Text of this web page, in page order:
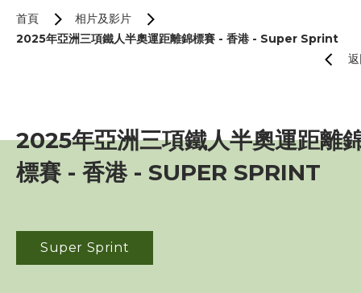
加入會員
訓練班及活動
首頁
相片及影片
2025年亞洲三項鐵人半奧運距離錦標賽 - 香港 - Super Sprint
2025年亞洲三項鐵人半奧運距離
標賽 - 香港 - SUPER SPRINT
Super Sprint